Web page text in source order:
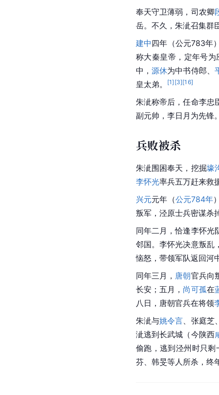
奉天守卫薄弱，司农卿
岳。不久，朱泚召集群
建中 四年（公元783年
称大秦皇帝，定年号
中，源休为中书侍郎、
皇太弟。
[1] [3][16]
朱泚称帝后，任命李忠
副元帅，李日月为先锋
兵败被杀
朱泚围困奉天，挖掘壕
李怀光率兵五万赶来救
兴元元年（公元784年
叛军，泾原士兵密谋杀
同年二月，恰逢李怀光
邻国。李怀光决意叛乱
恼怒，带领军队返回河
同年三月， 唐朝官兵向
长安；五月， 尚可孤在
八日，唐朝官兵在将领
朱泚与姚令言 、张庭芝
泚逃到长武城（今陕西
偷跑，逃到泾州时只
芬、韩旻等人所杀，终